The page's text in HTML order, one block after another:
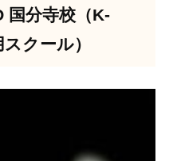
国分寺校（K-
クール）